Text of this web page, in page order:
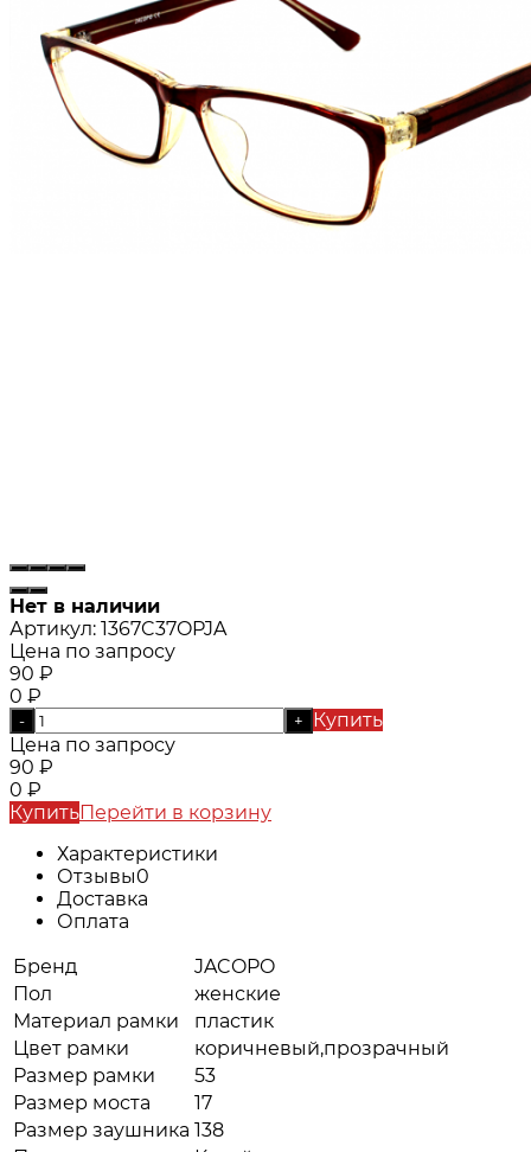
Нет в наличии
Артикул: 1367C37OPJA
Цена по запросу
90 ₽
0 ₽
- +
Купить
Цена по запросу
90 ₽
0 ₽
КупитьПерейти в корзину
Характеристики
Отзывы0
Доставка
Оплата
Бренд
JACOPO
Пол
женские
Материал рамки
пластик
Цвет рамки
коричневый,прозрачный
Размер рамки
53
Размер моста
17
Размер заушника 138